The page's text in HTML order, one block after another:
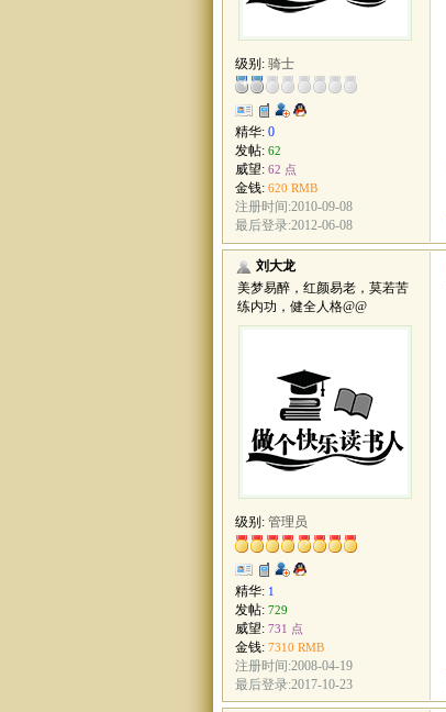
级别: 骑士
精华: 0
发帖: 62
威望: 62 点
金钱: 620 RMB
注册时间:2010-09-08
最后登录:2012-06-08
刘大龙
美梦易醉，红颜易老，莫若苦
练内功，健全人格@@
级别: 管理员
精华: 1
发帖: 729
威望: 731 点
金钱: 7310 RMB
注册时间:2008-04-19
最后登录:2017-10-23